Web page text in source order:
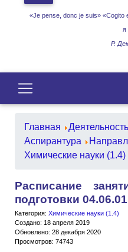
«Je pense, donc je suis» «Cogito
я
Р.
Главная Деятельность
Аспирантура
Химические науки (1.4)
Расписание
подготовки
Категория: Химические науки (1.4)
Создано: 18 апреля 2019
Обновлено: 28 декабря 2020
Просмотров: 74743